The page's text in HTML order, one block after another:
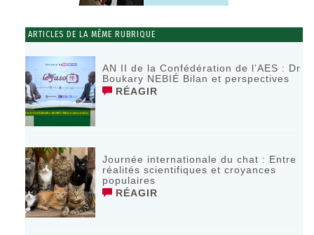
ARTICLES DE LA MÊME RUBRIQUE
AN II de la Confédération de l’AES : Dr
Boukary NEBIÉ Bilan et perspectives
RÉAGIR
Journée internationale du chat : Entre
réalités scientifiques et croyances
populaires
RÉAGIR